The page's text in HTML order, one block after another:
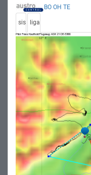
BO OH TE
sis liga